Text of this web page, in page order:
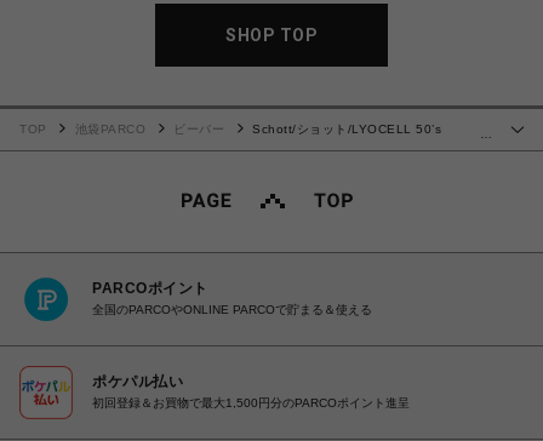
SHOP TOP
TOP 池袋PARCO ビーバー
Schott/ショット/LYOCELL 50’s
PARCOポイント
全国のPARCOやONLINE PARCOで貯まる＆使える
ポケパル払い
初回登録＆お買物で最大1,500円分のPARCOポイント進呈